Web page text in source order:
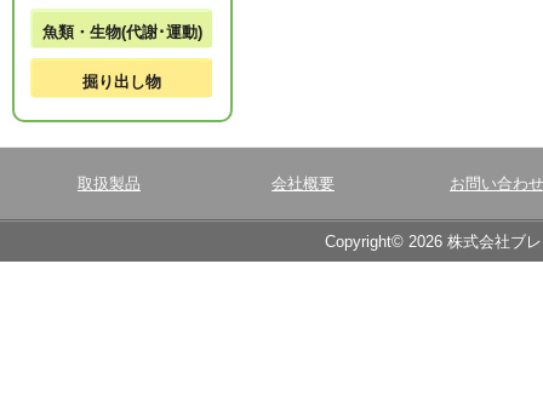
魚類・生物(代謝･運動)
掘り出し物
取扱製品 会社概要 お問い合わせ
Copyright© 2026 株式会社ブ